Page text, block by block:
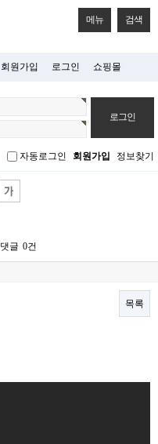
메뉴 검색
회원가입 로그인 쇼핑몰
자동로그인 회원가입 정보찾기
댓글 0건
목록